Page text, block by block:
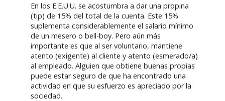
En los E.E.U.U. se acostumbra a dar una propina
(tip) de 15% del total de la cuenta. Este 15%
suplementa considerablemente el salario mínimo
de un mesero o bell-boy. Pero aún más
importante es que al ser voluntario, mantiene
atento (exigente) al cliente y atento (esmerado/a)
al empleado. Alguien que obtiene buenas propias
puede estar seguro de que ha encontrado una
actividad en que su esfuerzo es apreciado por la
sociedad.